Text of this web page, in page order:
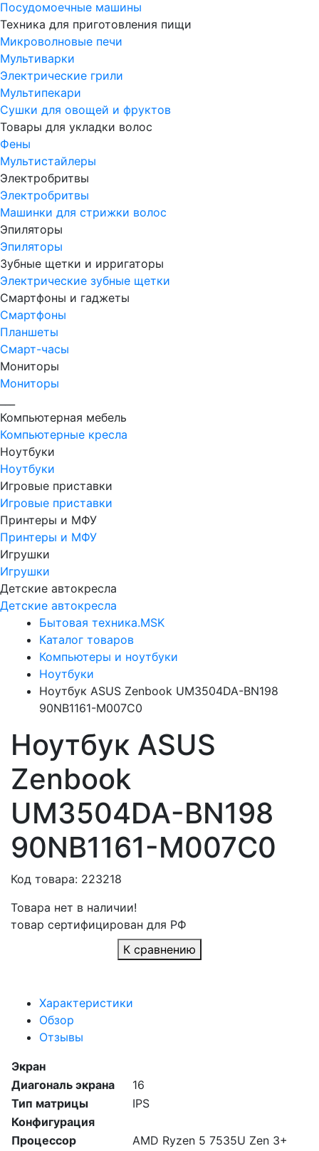
Посудомоечные машины
Техника для приготовления пищи
Микроволновые печи
Мультиварки
Электрические грили
Мультипекари
Сушки для овощей и фруктов
Товары для укладки волос
Фены
Мультистайлеры
Электробритвы
Электробритвы
Машинки для стрижки волос
Эпиляторы
Эпиляторы
Зубные щетки и ирригаторы
Электрические зубные щетки
Смартфоны и гаджеты
Смартфоны
Планшеты
Смарт-часы
Мониторы
Мониторы
Компьютерная мебель
Компьютерные кресла
Ноутбуки
Ноутбуки
Игровые приставки
Игровые приставки
Принтеры и МФУ
Принтеры и МФУ
Игрушки
Игрушки
Детские автокресла
Детские автокресла
Бытовая техника.MSK
Каталог товаров
Компьютеры и ноутбуки
Ноутбуки
Ноутбук ASUS Zenbook UM3504DA-BN198
90NB1161-M007C0
Ноутбук ASUS
Zenbook
UM3504DA-BN198
90NB1161-M007C0
Код товара: 223218
Товара нет в наличии!
товар сертифицирован для РФ
К сравнению
Характеристики
Обзор
Отзывы
Экран
Диагональ экрана
16
Тип матрицы
IPS
Конфигурация
Процессор
AMD Ryzen 5 7535U Zen 3+